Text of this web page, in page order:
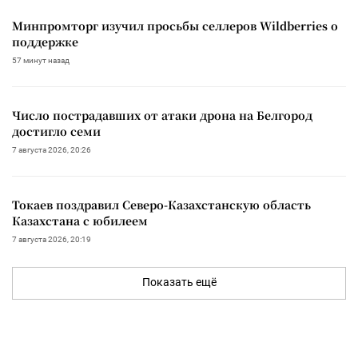
Минпромторг изучил просьбы селлеров Wildberries о
поддержке
57 минут назад
Число пострадавших от атаки дрона на Белгород
достигло семи
7 августа 2026, 20:26
Токаев поздравил Северо-Казахстанскую область
Казахстана с юбилеем
7 августа 2026, 20:19
Показать ещё